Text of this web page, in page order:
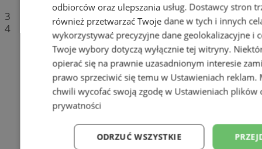
3
4
odbiorców oraz ulepszania usług. Dostawcy stron
również przetwarzać Twoje dane w tych i innych
wykorzystywać precyzyjne dane geolokalizacyjne i
Twoje wybory dotyczą wyłącznie tej witryny.
opierać się na prawnie uzasadnionym interesie
prawo sprzeciwić się temu w Ustawieniach reklam.
chwili wycofać swoją zgodę w Ustawieniach plików
prywatności
ODRZUĆ WSZYSTKIE